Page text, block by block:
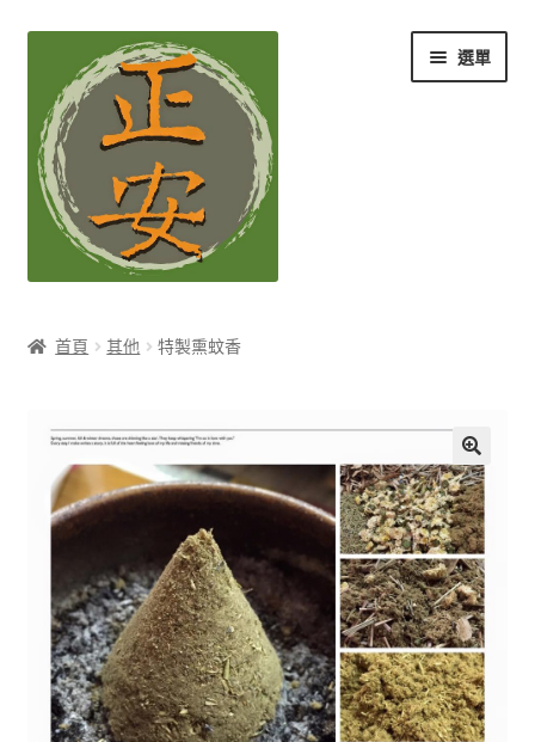
覽
列
要
內
容
選單
選
單
膳Ｉ養生藥膳
展
開
子
選
單
孕Ｉ月子系列
展
開
子
選
單
浴Ｉ沐浴包
展
開
子
選
單
香Ｉ香料廚房
全Ｉ養生總覽
首頁 其他 特製熏蚊香